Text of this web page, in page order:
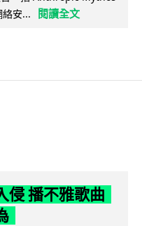
安...
閱讀全文
侵 播不雅歌曲